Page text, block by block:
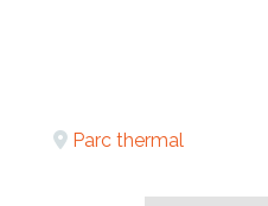
Parc thermal